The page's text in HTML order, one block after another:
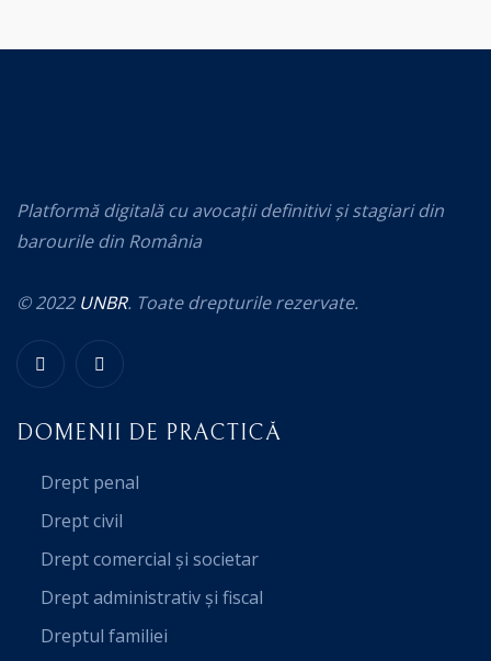
Platformă digitală cu avocații definitivi și stagiari din
barourile din România
© 2022 UNBR. Toate drepturile rezervate.
DOMENII DE PRACTICĂ
Drept penal
Drept civil
Drept comercial și societar
Drept administrativ și fiscal
Dreptul familiei